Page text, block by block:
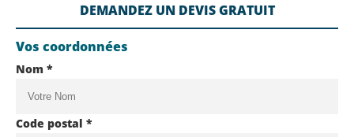
DEMANDEZ UN DEVIS GRATUIT
Vos coordonnées
Nom *
Code postal *